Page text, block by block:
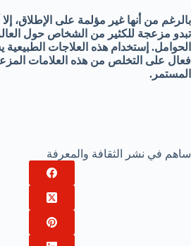
بالرغم من أنها غير مؤلمة على الإطلاق،
تبدو مزعجة للكثير من الشخاص حول
الحوامل. إستخدام هذه العلاجات
فعال على التخلص من هذه العلامات
المستمر.
ساهم في نشر الثقافة والمعرفة